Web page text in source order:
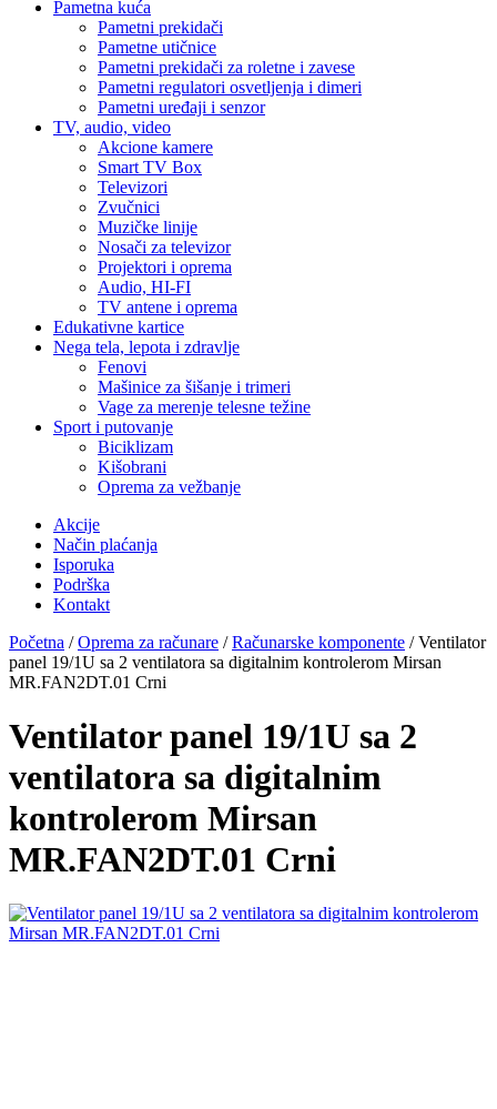
Pametna kuća
Pametni prekidači
Pametne utičnice
Pametni prekidači za roletne i zavese
Pametni regulatori osvetljenja i dimeri
Pametni uređaji i senzor
TV, audio, video
Akcione kamere
Smart TV Box
Televizori
Zvučnici
Muzičke linije
Nosači za televizor
Projektori i oprema
Audio, HI-FI
TV antene i oprema
Edukativne kartice
Nega tela, lepota i zdravlje
Fenovi
Mašinice za šišanje i trimeri
Vage za merenje telesne težine
Sport i putovanje
Biciklizam
Kišobrani
Oprema za vežbanje
Akcije
Način plaćanja
Isporuka
Podrška
Kontakt
Početna /Oprema za računare /Računarske komponente / Ventilator
panel 19/1U sa 2 ventilatora sa digitalnim kontrolerom Mirsan
MR.FAN2DT.01 Crni
Ventilator panel 19/1U sa 2
ventilatora sa digitalnim
kontrolerom Mirsan
MR.FAN2DT.01 Crni